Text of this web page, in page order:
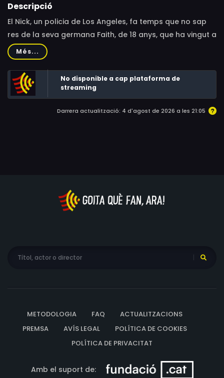
Descripció
El Nick, un policia de Los Angeles, fa temps que no sap
res de la seva germana Faith, de 18 anys, que ha vingut a
Barcelona per treballar de model. Un cop exhaurides les
possibilitats de localitzar-la des de la distància i,
preocupat per les notícies que arriben d'Europa, on
s'estan produint una sèrie d'atemptats contra
interessos americans, decideix viatjar a Barcelona,
ciutat que acaba de patir les conseqüències de l'última
Més...
No disponible a cap plataforma de
streaming
Darrera actualització: 4 d'agost de 2026 a les 21:05
METODOLOGIA FAQ
ACTUALITZACIONS
PREMSA
AVÍS LEGAL
POLÍTICA DE COOKIES
POLÍTICA DE PRIVACITAT
Amb el suport de: